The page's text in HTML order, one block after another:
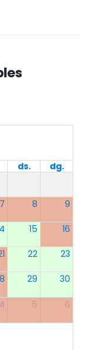
ds. dg.
7 8 9
15 16
22 23
29 30
4 5 6